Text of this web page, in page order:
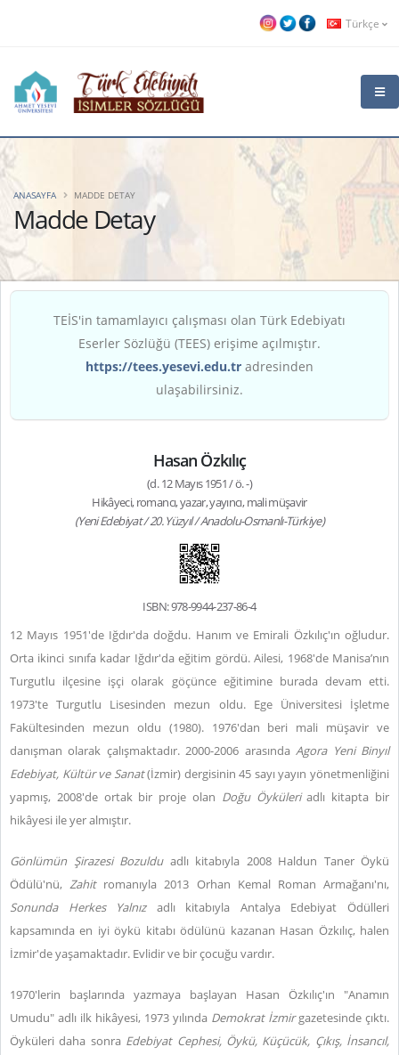
Türkçe
Madde Detay
ANASAYFA MADDE DETAY
TEİS'in tamamlayıcı çalışması olan Türk Edebiyatı
Eserler Sözlüğü (TEES) erişime açılmıştır.
https://tees.yesevi.edu.tr adresinden
ulaşabilirsiniz.
Hasan Özkılıç
(d. 12 Mayıs 1951 / ö. -)
Hikâyeci, romancı, yazar, yayıncı, mali müşavir
(Yeni Edebiyat / 20. Yüzyıl / Anadolu-Osmanlı-Türkiye)
ISBN: 978-9944-237-86-4
12 Mayıs 1951'de Iğdır'da doğdu. Hanım ve Emirali Özkılıç'ın oğludur.
Orta ikinci sınıfa kadar Iğdır'da eğitim gördü. Ailesi, 1968'de Manisa’nın
Turgutlu ilçesine işçi olarak göçünce eğitimine burada devam etti.
1973'te Turgutlu Lisesinden mezun oldu. Ege Üniversitesi İşletme
Fakültesinden mezun oldu (1980). 1976'dan beri mali müşavir ve
danışman olarak çalışmaktadır. 2000-2006 arasındaAgora Yeni Binyıl
Edebiyat, Kültür ve Sanat(İzmir) dergisinin 45 sayı yayın yönetmenliğini
yapmış, 2008'de ortak bir proje olan Doğu Öyküleriadlı kitapta bir
hikâyesi ile yer almıştır.
Gönlümün Şirazesi Bozulduadlı kitabıyla 2008 Haldun Taner Öykü
Ödülü'nü,Zahitromanıyla 2013 Orhan Kemal Roman Armağanı'nı,
Sonunda Herkes Yalnızadlı kitabıyla Antalya Edebiyat Ödülleri
kapsamında en iyi öykü kitabı ödülünü kazanan Hasan Özkılıç, halen
İzmir'de yaşamaktadır. Evlidir ve bir çocuğu vardır.
1970'lerin başlarında yazmaya başlayan Hasan Özkılıç'ın "Anamın
Umudu" adlı ilk hikâyesi, 1973 yılında Demokrat İzmirgazetesinde çıktı.
Öyküleri daha sonra Edebiyat Cephesi, Öykü, Küçücük, Çıkış, İnsancıl,